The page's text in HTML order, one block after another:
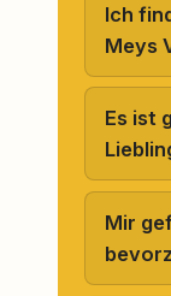
Ich
Meys
Es ist
Mir